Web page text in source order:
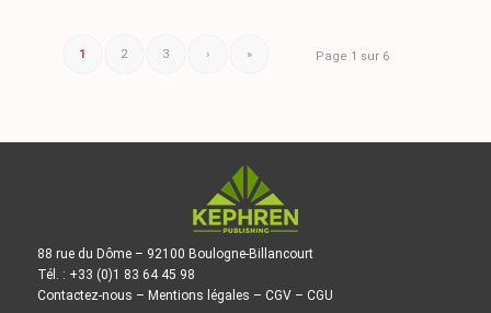
Page 1 sur 6
1 2 3 › »
88 rue du Dôme – 92100 Boulogne-Billancourt
Tél. : +33 (0)1 83 64 45 98
Contactez-nous – Mentions légales – CGV– CGU